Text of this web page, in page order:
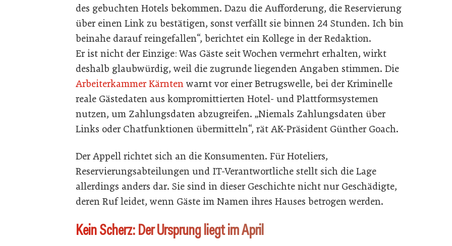
des gebuchten Hotels bekommen. Dazu die Aufforderung, die Reservierung
über einen Link zu bestätigen, sonst verfällt sie binnen 24 Stunden. Ich bin
beinahe darauf reingefallen“, berichtet ein Kollege in der Redaktion.
Er ist nicht der Einzige: Was Gäste seit Wochen vermehrt erhalten, wirkt
deshalb glaubwürdig, weil die zugrunde liegenden Angaben stimmen. Die
Arbeiterkammer Kärntenwarnt vor einer Betrugswelle, bei der Kriminelle
reale Gästedaten aus kompromittierten Hotel- und Plattformsystemen
nutzen, um Zahlungsdaten abzugreifen. „Niemals Zahlungsdaten über
Links oder Chatfunktionen übermitteln“, rät AK-Präsident Günther Goach.
Der Appell richtet sich an die Konsumenten. Für Hoteliers,
Reservierungsabteilungen und IT-Verantwortliche stellt sich die Lage
allerdings anders dar. Sie sind in dieser Geschichte nicht nur Geschädigte,
deren Ruf leidet, wenn Gäste im Namen ihres Hauses betrogen werden.
Kein Scherz: Der Ursprung liegt im April